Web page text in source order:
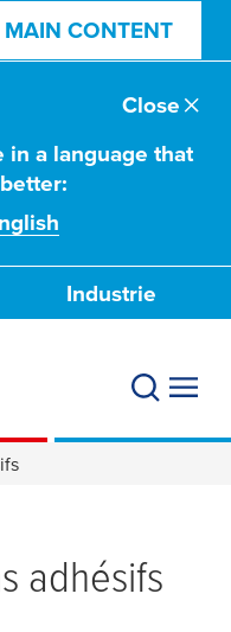
MAIN CONTENT
in a language that
Close
Industrie
adhésifs